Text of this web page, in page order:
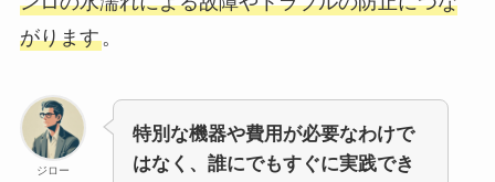
がります。
ジロー
特別な機器や費用が必要なわけで
はなく、誰にでもすぐに実践でき